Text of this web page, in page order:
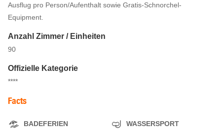
Ausflug pro Person/Aufenthalt sowie Gratis-Schnorchel-
Equipment.
Anzahl Zimmer / Einheiten
90
Offizielle Kategorie
****
Facts
BADEFERIEN WASSERSPORT